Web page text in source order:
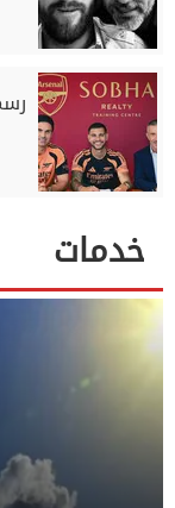
خدمات